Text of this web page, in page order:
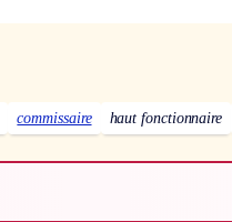
commissaire haut fonctionnaire